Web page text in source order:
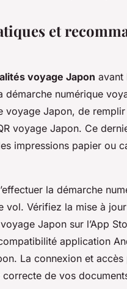
et
voyage Japon avant
démarche numérique
voyage Japon, de
voyage Japon. Ce
impressions papier ou
la démarche
vol. Vérifiez la mise à
Japon sur l’App
application
La connexion et
correcte de vos